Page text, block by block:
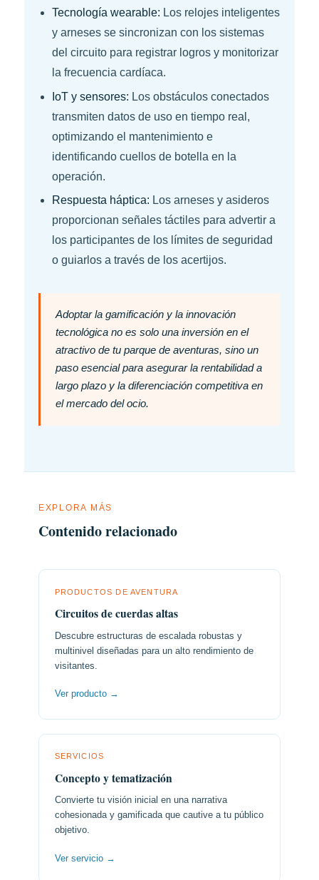
Tecnología wearable: Los relojes inteligentes
y arneses se sincronizan con los sistemas
del circuito para registrar logros y monitorizar
la frecuencia cardíaca.
IoT y sensores: Los obstáculos conectados
transmiten datos de uso en tiempo real,
optimizando el mantenimiento e
identificando cuellos de botella en la
operación.
Respuesta háptica: Los arneses y asideros
proporcionan señales táctiles para advertir a
los participantes de los límites de seguridad
o guiarlos a través de los acertijos.
Adoptar la gamificación y la innovación
tecnológica no es solo una inversión en el
atractivo de tu parque de aventuras, sino un
paso esencial para asegurar la rentabilidad a
largo plazo y la diferenciación competitiva en
el mercado del ocio.
EXPLORA MÁS
Contenido relacionado
PRODUCTOS DE AVENTURA
Circuitos de cuerdas altas
Descubre estructuras de escalada robustas y
multinivel diseñadas para un alto rendimiento de
visitantes.
Ver producto →
SERVICIOS
Concepto y tematización
Convierte tu visión inicial en una narrativa
cohesionada y gamificada que cautive a tu público
objetivo.
Ver servicio →